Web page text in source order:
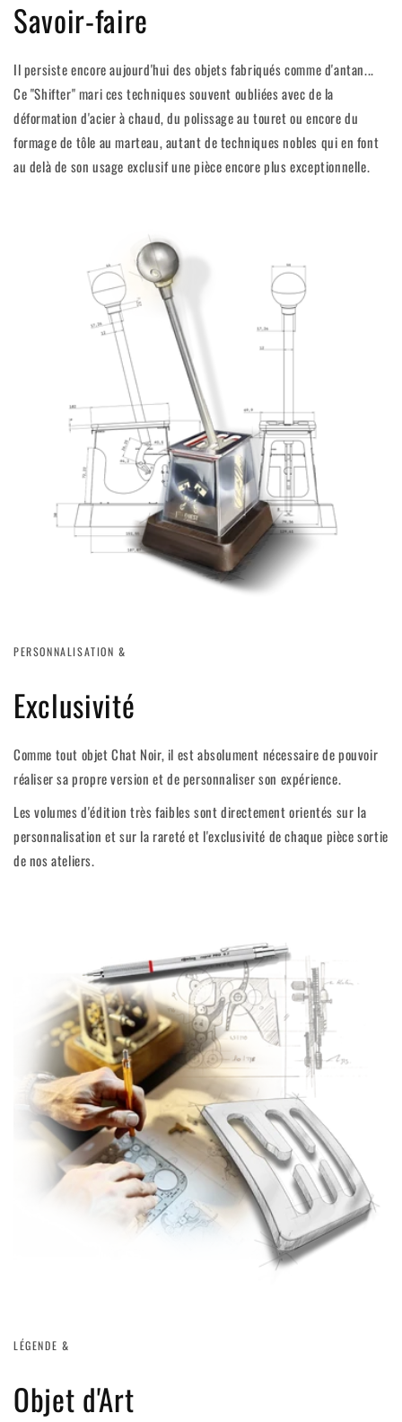
Savoir-faire
Il persiste encore aujourd'hui des objets fabriqués comme d'antan...
Ce "Shifter" mari ces techniques souvent oubliées avec de la
déformation d'acier à chaud, du polissage au touret ou encore du
formage de tôle au marteau, autant de techniques nobles qui en font
au delà de son usage exclusif une pièce encore plus exceptionnelle.
PERSONNALISATION &
Exclusivité
Comme tout objet Chat Noir, il est absolument nécessaire de pouvoir
réaliser sa propre version et de personnaliser son expérience.
Les volumes d'édition très faibles sont directement orientés sur la
personnalisation et sur la rareté et l'exclusivité de chaque pièce sortie
de nos ateliers.
LÉGENDE &
Objet d'Art